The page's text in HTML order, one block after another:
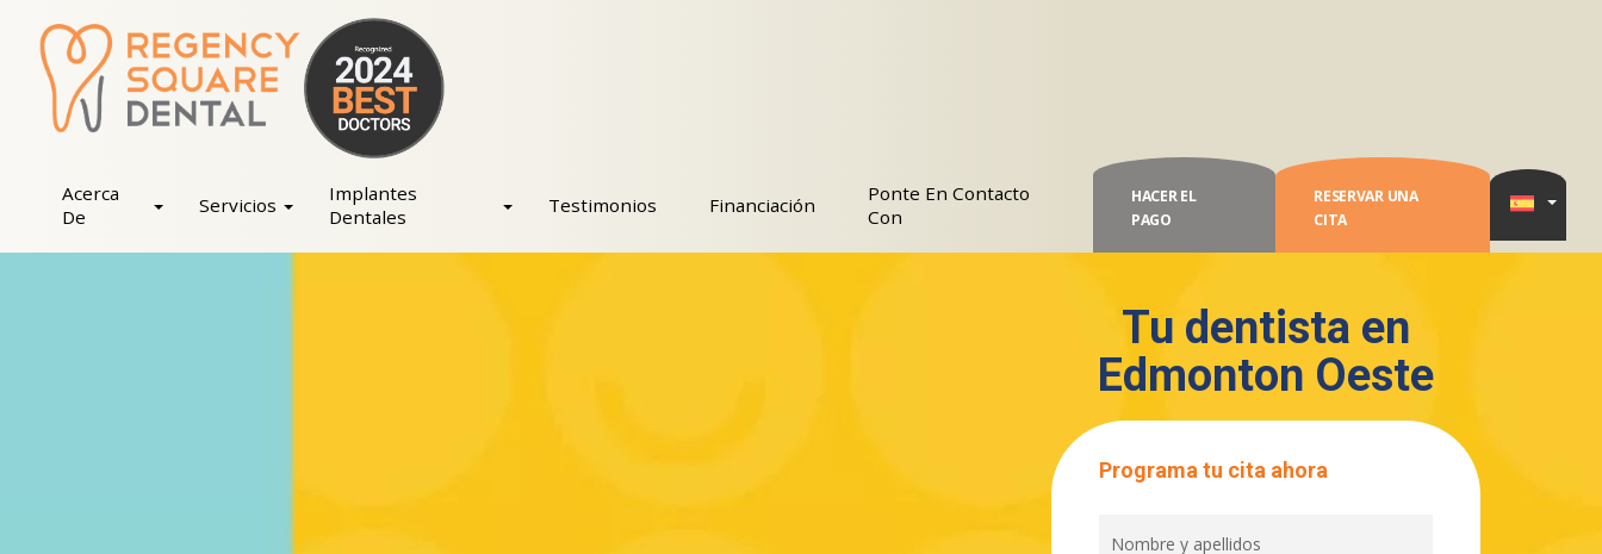
content
Acerca
De
Servicios
Implantes
Dentales
Testimonios Financiación
Ponte En Contacto
Con
HACER EL
PAGO
RESERVAR UNA
CITA
Tu dentista en
Edmonton Oeste
Programa tu cita ahora